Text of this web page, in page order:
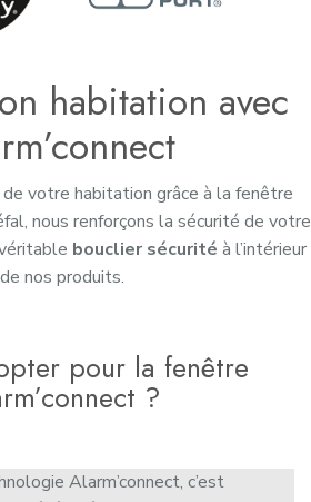
habitation avec
votre habitation grâce à la fenêtre
nous renforçons la sécurité de votre
bouclier sécurité à l’intérieur
de nos produits.
pour la fenêtre
?
Alarm’connect, c’est